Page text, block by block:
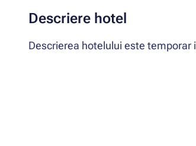
Descriere hotel
Descrierea hotelului este temporar